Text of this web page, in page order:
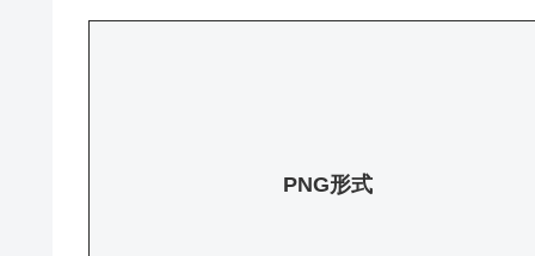
PNG形式